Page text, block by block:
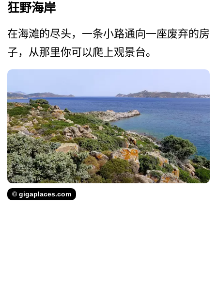
狂野海岸
在海滩的尽头，一条小路通向­一座废弃的房
子，从那里你可以爬上观景台。
© gigaplaces.com